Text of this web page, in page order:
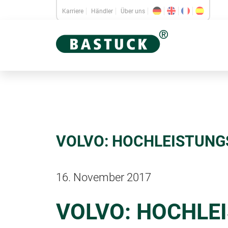
Karriere Händler Über uns
VOLVO:
16. November 2017
VOLVO: